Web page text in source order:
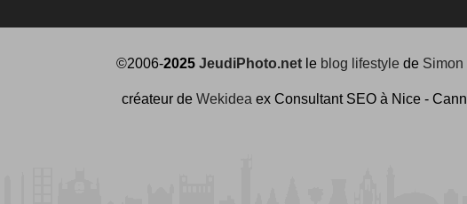
©2006-2025 JeudiPhoto.netle blog lifestylede Simon
créateur de Wekidea ex Consultant SEO à Nice -